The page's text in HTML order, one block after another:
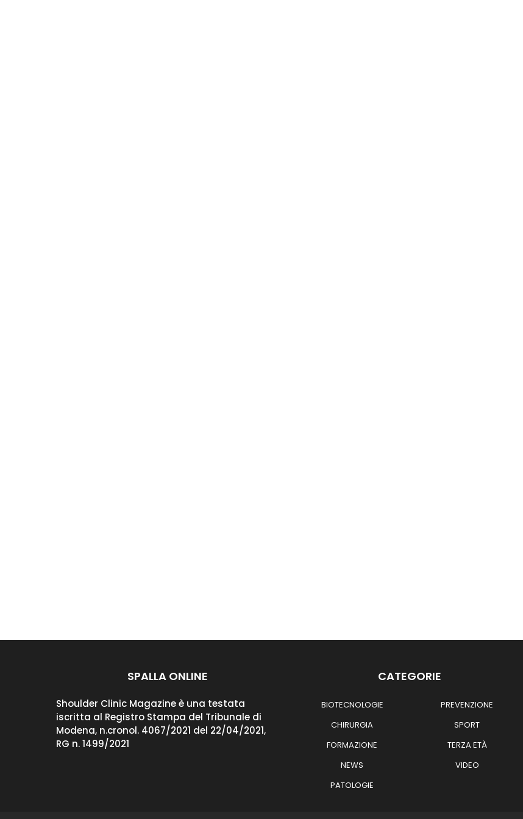
SPALLA ONLINE
Shoulder Clinic Magazine è una testata
iscritta al Registro Stampa del Tribunale di
Modena, n.cronol. 4067/2021 del 22/04/2021,
RG n. 1499/2021
CATEGORIE
BIOTECNOLOGIE
CHIRURGIA
FORMAZIONE
NEWS
PATOLOGIE
PREVENZIONE
SPORT
TERZA ETÀ
VIDEO